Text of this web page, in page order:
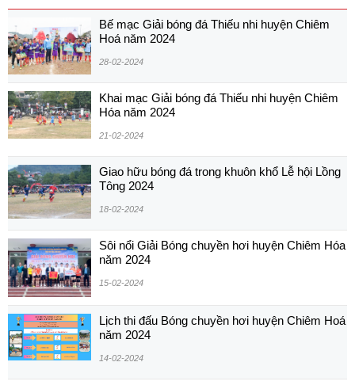
Bế mạc Giải bóng đá Thiếu nhi huyện Chiêm
Hoá năm 2024
28-02-2024
Khai mạc Giải bóng đá Thiếu nhi huyện Chiêm
Hóa năm 2024
21-02-2024
Giao hữu bóng đá trong khuôn khổ Lễ hội Lồng
Tông 2024
18-02-2024
Sôi nổi Giải Bóng chuyền hơi huyện Chiêm Hóa
năm 2024
15-02-2024
Lịch thi đấu Bóng chuyền hơi huyện Chiêm Hoá
năm 2024
14-02-2024